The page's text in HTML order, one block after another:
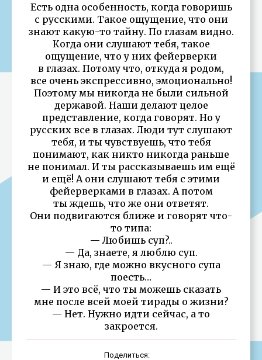
Есть одна особенность, когда говоришь
с русскими. Такое ощущение, что они
знают какую-то тайну. По глазам видно.
Когда они слушают тебя, такое
ощущение, что у них фейерверки
в глазах. Потому что, откуда я родом,
все очень экспрессивно, эмоционально!
Поэтому мы никогда не были сильной
державой. Наши делают целое
представление, когда говорят. Но у
русских все в глазах. Люди тут слушают
тебя, и ты чувствуешь, что тебя
понимают, как никто никогда раньше
не понимал. И ты рассказываешь им ещё
и ещё! А они слушают тебя с этими
фейерверками в глазах. А потом
ты ждешь, что же они ответят.
Они подвигаются ближе и говорят что-
то типа:
— Любишь суп?..
— Да, знаете, я люблю суп.
— Я знаю, где можно вкусного супа
поесть…
— И это всё, что ты можешь сказать
мне после всей моей тирады о жизни?
— Нет. Нужно идти сейчас, а то
закроется.
Поделиться: